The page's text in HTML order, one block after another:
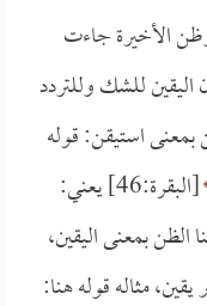
الأخيرة جاءت
اليقين للشك وللتردد
استيقن: قوله
[البقرة:46] يعني:
الظن بمعنى اليقين،
مثاله قوله هنا: